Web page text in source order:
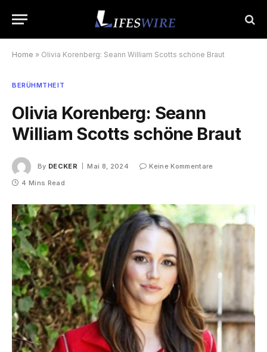
Home » Olivia Korenberg: Seann William Scotts schöne Braut
BERÜHMTHEIT
Olivia Korenberg: Seann
William Scotts schöne Braut
By DECKER Mai 8, 2024
Keine Kommentare
4 Mins Read